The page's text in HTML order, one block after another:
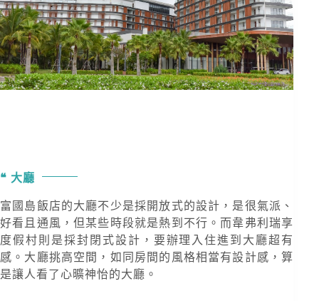
大廳
富國島飯店的大廳不少是採開放式的設計，是很氣派、
好看且通風，但某些時段就是熱到不行。而韋弗利瑞享
度假村則是採封閉式設計，要辦理入住進到大廳超有
感。大廳挑高空間，如同房間的風格相當有設計感，算
是讓人看了心曠神怡的大廳。